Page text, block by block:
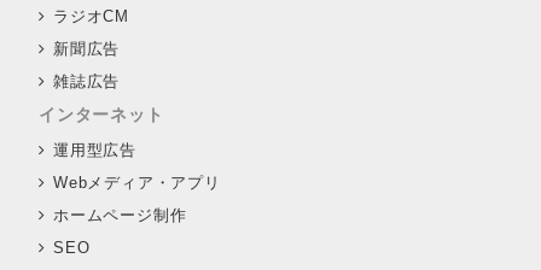
ラジオCM
新聞広告
雑誌広告
インターネット
運用型広告
Webメディア・アプリ
ホームページ制作
SEO